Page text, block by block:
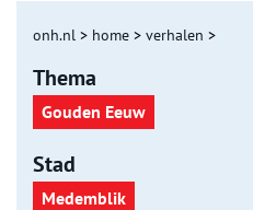
onh.nl > home > verhalen >
Thema
Gouden Eeuw
Stad
Medemblik